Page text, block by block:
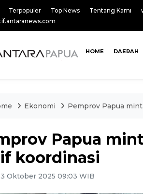
Terpopuler Top News Tentang Kami
HOME DAERAH
Ekonomi Pemprov Papua
Papua
koordinasi
Oktober 2025 09:03 WIB